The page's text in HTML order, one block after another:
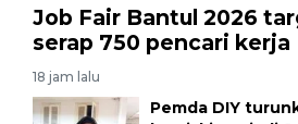
Job Fair Bantul 2026
serap 750 pencari kerja
18 jam lalu
Pemda DIY